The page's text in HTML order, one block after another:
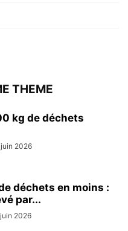
THEME
kg de déchets
juin 2026
déchets en moins :
par...
2026